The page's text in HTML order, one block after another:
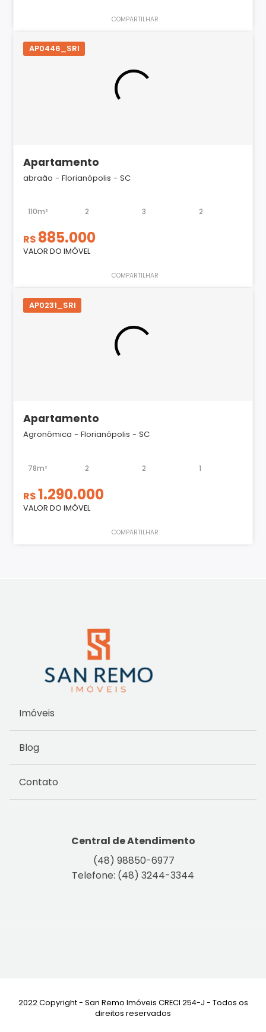
COMPARTILHAR
AP0446_SRI
Apartamento
abraão - Florianópolis - SC
110m² 2 3 2
R$ 885.000
VALOR DO IMÓVEL
COMPARTILHAR
AP0231_SRI
Apartamento
Agronômica - Florianópolis - SC
78m² 2 2 1
R$1.290.000
VALOR DO IMÓVEL
COMPARTILHAR
Imóveis
Blog
Contato
Central de Atendimento
(48) 98850-6977
Telefone: (48) 3244-3344
2022 Copyright - San Remo Imóveis CRECI 254-J - Todos os
direitos reservados